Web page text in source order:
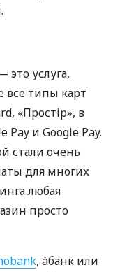
услуга,
все типы карт
«Простір», в
Pay и Google Pay.
стали очень
для многих
любая
просто
, àбанк или